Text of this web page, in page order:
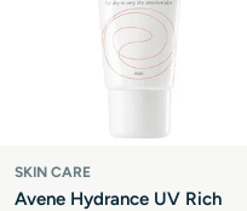
SKIN CARE
Avene Hydrance UV Rich